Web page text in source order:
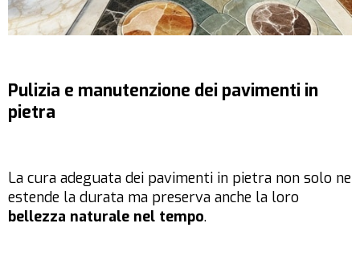
Pulizia e manutenzione dei pavimenti in
pietra
La cura adeguata dei pavimenti in pietra non solo ne
estende la durata ma preserva anche la loro
bellezza naturale nel tempo.